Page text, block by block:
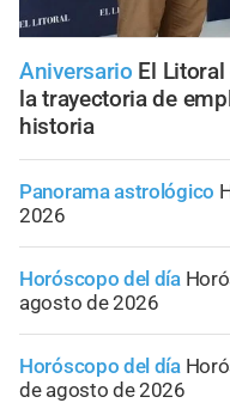
Aniversario El
la trayectoria de
historia
Panorama astrológico
2026
Horóscopo del día
agosto de 2026
Horóscopo del día
de agosto de 2026